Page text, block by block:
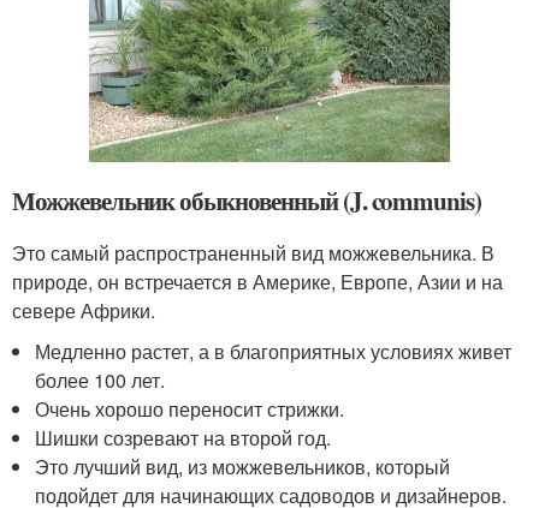
Можжевельник обыкновенный (J. communis)
Это самый распространенный вид можжевельника. В
природе, он встречается в Америке, Европе, Азии и на
севере Африки.
Медленно растет, а в благоприятных условиях живет
более 100 лет.
Очень хорошо переносит стрижки.
Шишки созревают на второй год.
Это лучший вид, из можжевельников, который
подойдет для начинающих садоводов и дизайнеров.